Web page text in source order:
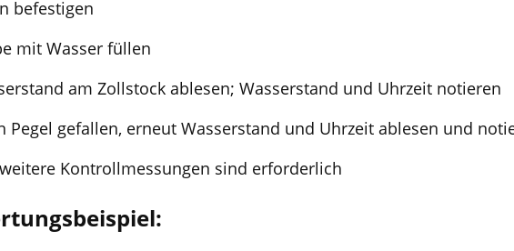
befestigen
mit Wasser füllen
am Zollstock ablesen; Wasserstand und Uhrzeit notieren
Pegel gefallen, erneut Wasserstand und Uhrzeit ablesen und
Kontrollmessungen sind erforderlich